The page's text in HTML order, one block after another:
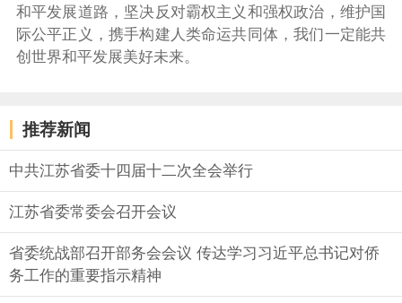
和平发展道路，坚决反对霸权主义和强权政治，维护国
际公平正义，携手构建人类命运共同体，我们一定能共
创世界和平发展美好未来。
推荐新闻
中共江苏省委十四届十二次全会举行
江苏省委常委会召开会议
省委统战部召开部务会会议 传达学习习近平总书记对侨
务工作的重要指示精神